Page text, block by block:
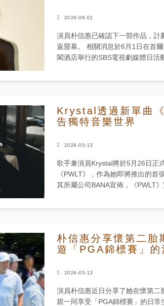
2026-06-01
演員朴信惠已確認下一部作品，計
返螢幕。 相關消息於6月1日在首爾麻浦區首爾納魯美憬
閣酒店舉行的SBS電視劇媒體日活
第二季...
Krystal透過新單曲
告獨特音樂世界
2026-05-13
歌手兼演員Krystal將於5月26日正
《PWLT》，作為她即將推出的首
其所屬公司BANA宣佈，《PWLT》
朴信惠分享懷第二胎
遊「PGA錦標賽」的
2026-05-13
演員朴信惠近日分享了她在懷第二
親一同享受「PGA錦標賽」的日常